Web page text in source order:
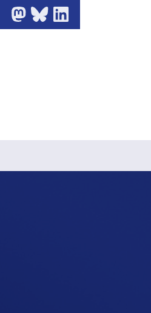
MASTODON
BLUESKY